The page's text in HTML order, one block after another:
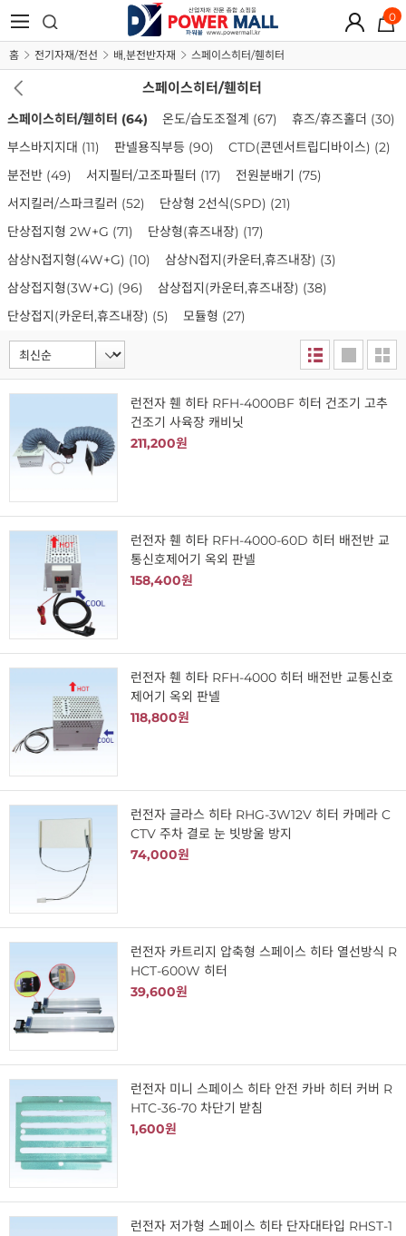
0
홈 전기자재/전선 배,분전반자재 스페이스히터/휀히터
스페이스히터/휀히터
스페이스히터/휀히터 (64) 온도/습도조절계 (67) 휴즈/휴즈홀더 (30)
부스바지지대 (11) 판넬용직부등 (90) CTD(콘덴서트립디바이스) (2)
분전반 (49) 서지필터/고조파필터 (17) 전원분배기 (75)
서지킬러/스파크킬러 (52) 단상형 2선식(SPD) (21)
단상접지형 2W+G (71) 단상형(휴즈내장) (17)
삼상N접지형(4W+G) (10) 삼상N접지(카운터,휴즈내장) (3)
삼상접지형(3W+G) (96) 삼상접지(카운터,휴즈내장) (38)
단상접지(카운터,휴즈내장) (5) 모듈형 (27)
런전자 휀 히타 RFH-4000BF 히터 건조기 고추
건조기 사육장 캐비닛
211,200원
런전자 휀 히타 RFH-4000-60D 히터 배전반 교
통신호제어기 옥외 판넬
158,400원
런전자 휀 히타 RFH-4000 히터 배전반 교통신호
제어기 옥외 판넬
118,800원
런전자 글라스 히타 RHG-3W12V 히터 카메라 C
CTV 주차 결로 눈 빗방울 방지
74,000원
런전자 카트리지 압축형 스페이스 히타 열선방식 R
HCT-600W 히터
39,600원
런전자 미니 스페이스 히타 안전 카바 히터 커버 R
HTC-36-70 차단기 받침
1,600원
런전자 저가형 스페이스 히타 단자대타입 RHST-1